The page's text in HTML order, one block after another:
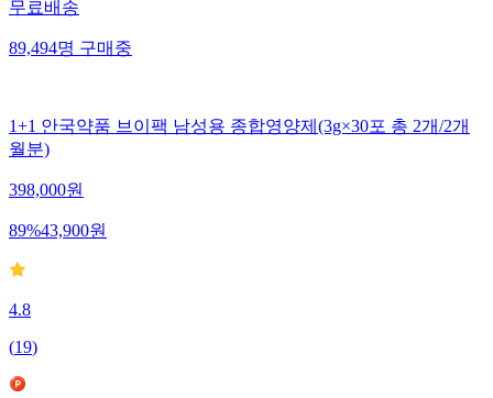
무료배송
89,494명구매중
1+1 안국약품 브이팩 남성용 종합영양제(3g×30포 총 2개/2개
월분)
398,000원
89%43,900원
4.8
(19)